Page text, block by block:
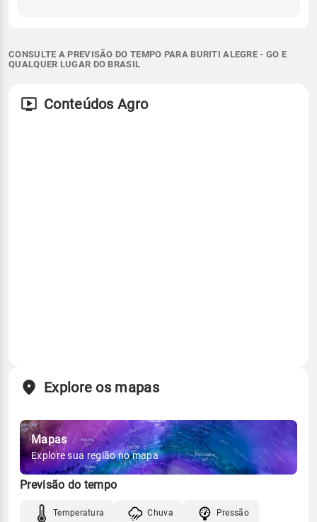
CONSULTE A PREVISÃO DO TEMPO PARA BURITI ALEGRE - GO E
QUALQUER LUGAR DO BRASIL
Conteúdos Agro
Explore os mapas
Mapas
Explore sua região no mapa
Previsão do tempo
Temperatura Chuva Pressão